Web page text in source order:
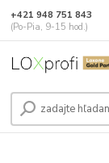
+421 948 751 843
(Po-Pia, 9-15 hod.)